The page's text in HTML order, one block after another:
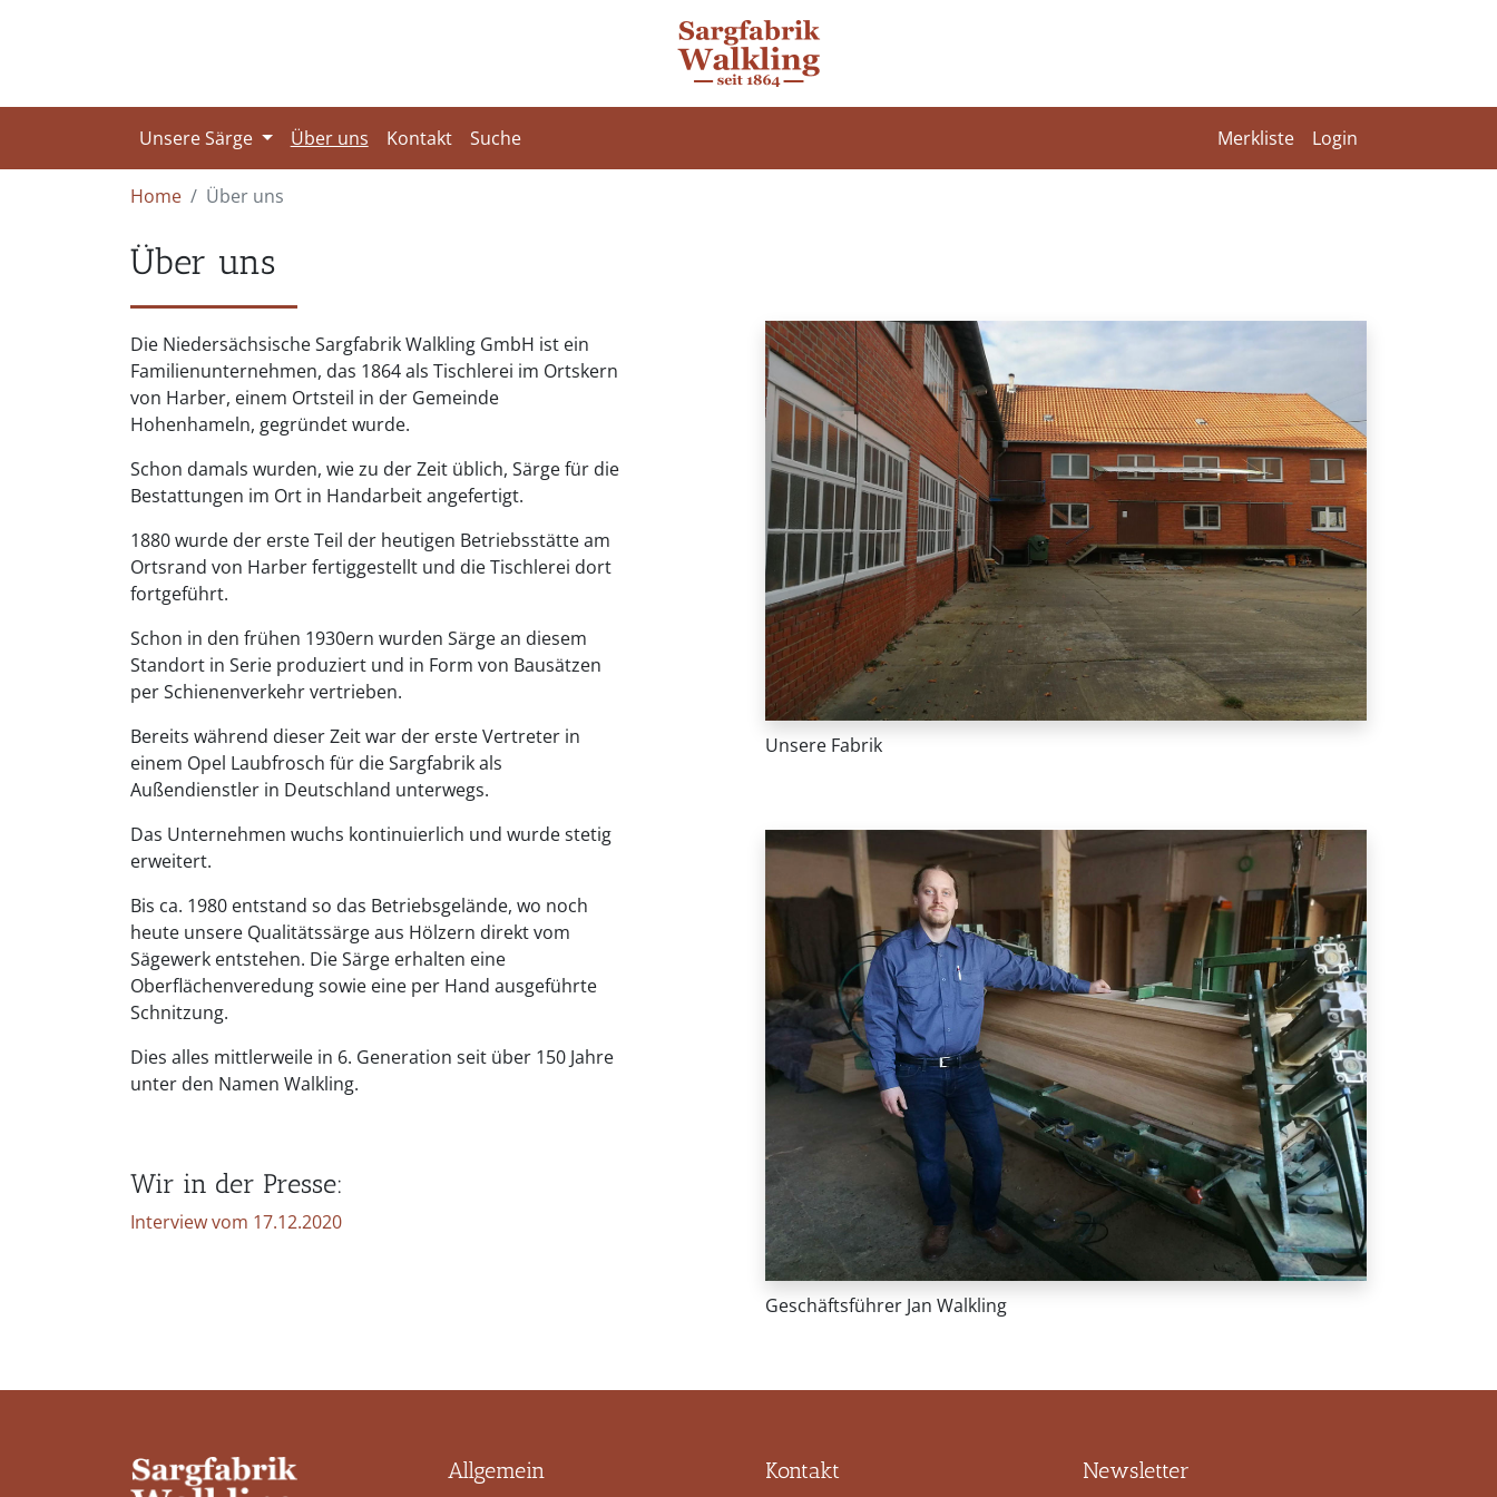
Unsere Särge Über uns Kontakt Suche Merkliste Login
Home Über uns
Über uns
Die Niedersächsische Sargfabrik Walkling GmbH ist ein
Familienunternehmen, das 1864 als Tischlerei im Ortskern
von Harber, einem Ortsteil in der Gemeinde
Hohenhameln, gegründet wurde.
Schon damals wurden, wie zu der Zeit üblich, Särge für die
Bestattungen im Ort in Handarbeit angefertigt.
1880 wurde der erste Teil der heutigen Betriebsstätte am
Ortsrand von Harber fertiggestellt und die Tischlerei dort
fortgeführt.
Schon in den frühen 1930ern wurden Särge an diesem
Standort in Serie produziert und in Form von Bausätzen
per Schienenverkehr vertrieben.
Bereits während dieser Zeit war der erste Vertreter in
einem Opel Laubfrosch für die Sargfabrik als
Außendienstler in Deutschland unterwegs.
Das Unternehmen wuchs kontinuierlich und wurde stetig
erweitert.
Bis ca. 1980 entstand so das Betriebsgelände, wo noch
heute unsere Qualitätssärge aus Hölzern direkt vom
Sägewerk entstehen. Die Särge erhalten eine
Oberflächenveredung sowie eine per Hand ausgeführte
Schnitzung.
Dies alles mittlerweile in 6. Generation seit über 150 Jahre
unter den Namen Walkling.
Wir in der Presse:
Interview vom 17.12.2020
Unsere Fabrik
Geschäftsführer Jan Walkling
Allgemein Kontakt Newsletter